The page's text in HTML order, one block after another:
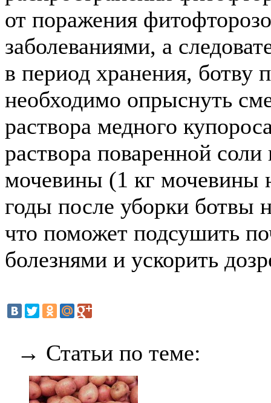
от поражения
заболеваниями, а
в период хранения, ботву
необходимо опрыснуть
раствора медного
раствора поваренной
мочевины (1 кг
годы после уборки ботвы
что поможет подсушить
болезнями и ускорить
→ Статьи по теме: